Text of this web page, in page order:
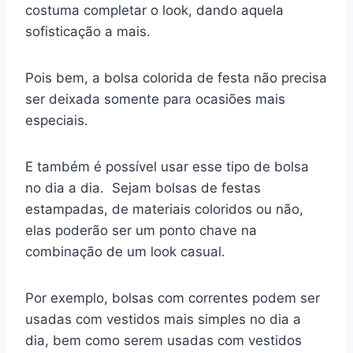
costuma completar o look, dando aquela
sofisticação a mais.
Pois bem, a bolsa colorida de festa não precisa
ser deixada somente para ocasiões mais
especiais.
E também é possível usar esse tipo de bolsa
no dia a dia. Sejam bolsas de festas
estampadas, de materiais coloridos ou não,
elas poderão ser um ponto chave na
combinação de um look casual.
Por exemplo, bolsas com correntes podem ser
usadas com vestidos mais simples no dia a
dia, bem como serem usadas com vestidos